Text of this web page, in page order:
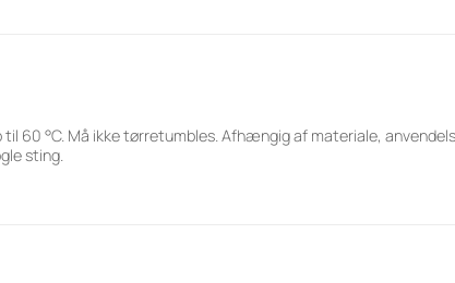
til 60 °C. Må ikke tørretumbles. Afhængig af materiale,
sting.